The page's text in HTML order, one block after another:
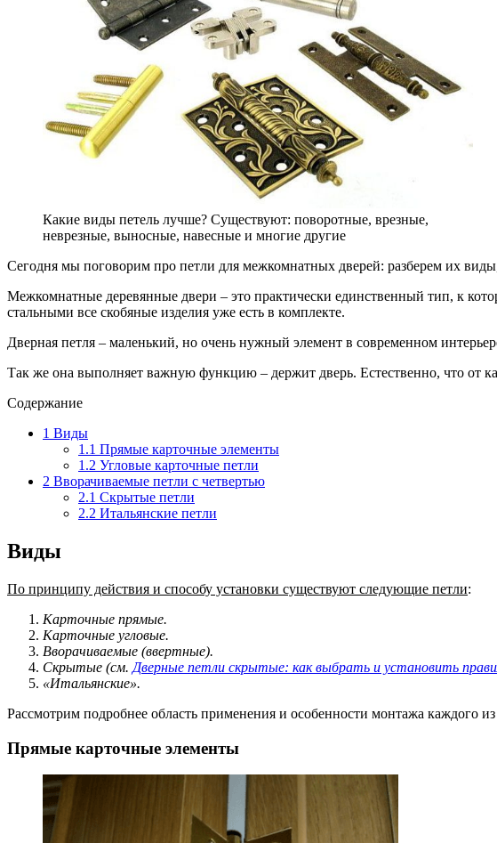
Какие виды петель лучше? Существуют: поворотные, врезные,
неврезные, выносные, навесные и многие другие
Сегодня мы поговорим про петли для межкомнатных дверей: разберем их
Межкомнатные деревянные двери – это практически единственный тип, к
стальными все скобяные изделия уже есть в комплекте.
Дверная петля – маленький, но очень нужный элемент в современном
Так же она выполняет важную функцию – держит дверь. Естественно, что от
Содержание
1 Виды
1.1 Прямые карточные элементы
1.2 Угловые карточные петли
2 Вворачиваемые петли с четвертью
2.1 Скрытые петли
2.2 Итальянские петли
Виды
По принципу действия и способу установки существуют следующие петли:
Карточные прямые.
Карточные угловые.
Вворачиваемые (ввертные).
Скрытые (см. Дверные петли скрытые: как выбрать и установить
«Итальянские».
Рассмотрим подробнее область применения и особенности монтажа каждого
Прямые карточные элементы